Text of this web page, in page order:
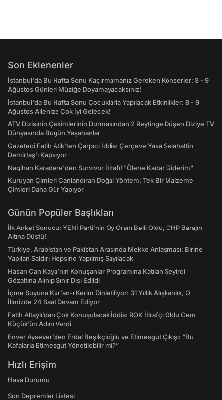
Son Eklenenler
İstanbul'da Bu Hafta Sonu Kaçırmamanız Gereken Konserler: 8 - 9
Ağustos Günleri Müziğe Doyamayacaksınız!
İstanbul'da Bu Hafta Sonu Çocuklarla Yapılacak Etkinlikler: 8 - 9
Ağustos Ailenize Çok İyi Gelecek!
ATV Dizisinin Çekimlerinin Durmasından 2 Reytinge Düşen Diziye TV
Dünyasında Bugün Yaşananlar
Gazeteci Fatih Atik'ten Çarpıcı İddia: Çerçeve Yasa Selahattin
Demirtaş'ı Kapsıyor
Nagihan Karadere'den Survivor İtirafı! "Ölene Kadar Giderim"
Kuruyan Çimleri Canlandıran Doğal Yöntem: Tek Bir Malzeme
Çimleri Daha Gür Yapıyor
Günün Popüler Başlıkları
İlk Anket Sonucu: YENİ Parti'nin Oy Oranı Belli Oldu, CHP Barajın
Altına Düştü!
Türkiye, Arabistan ve Pakistan Arasında Mekke Anlaşması: Birine
Yapılan Saldırı Hepsine Yapılmış Sayılacak
Hasan Can Kaya’nın Konuşanlar Programına Katılan Seyirci
Gözaltına Alınıp Sınır Dışı Edildi
İçme Suyuna Kur'an-ı Kerim Dinletiliyor: 31 Yıllık Alışkanlık, O
İlimizde 24 Saat Devam Ediyor
Fatih Altaylı’dan Çok Konuşulacak İddia: ROK İtirafçı Oldu Cem
Küçük’ün Adını Verdi
Enver Aysever'den Erdal Beşikçioğlu ve Etimesgut Çıkışı: “Bu
Kafalarla Etimesgut Yönetilebilir mi?”
Hızlı Erişim
Hava Durumu
Son Depremler Listesi